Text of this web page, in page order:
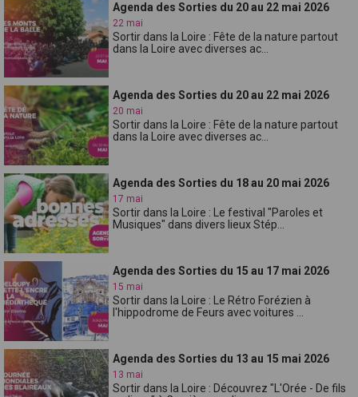
Agenda des Sorties du 20 au 22 mai 2026
22 mai
Sortir dans la Loire : Fête de la nature partout
dans la Loire avec diverses ac...
Agenda des Sorties du 20 au 22 mai 2026
20 mai
Sortir dans la Loire : Fête de la nature partout
dans la Loire avec diverses ac...
Agenda des Sorties du 18 au 20 mai 2026
17 mai
Sortir dans la Loire : Le festival "Paroles et
Musiques" dans divers lieux Stép...
Agenda des Sorties du 15 au 17 mai 2026
15 mai
Sortir dans la Loire : Le Rétro Forézien à
l'hippodrome de Feurs avec voitures ...
Agenda des Sorties du 13 au 15 mai 2026
13 mai
Sortir dans la Loire : Découvrez "L'Orée - De fils